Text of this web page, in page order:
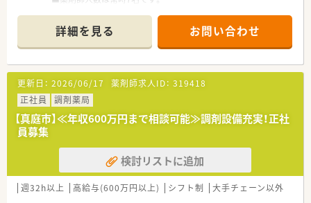
上で最大650万円という高水準な条件でのご相談が可能となっ
ています。
■昇給は年1回4月に実施されており、日々の業務への取り組み
や成果が着実に給与へ反映される公平な評価制度を導入してい
ます。
■各種社会保険の完備はもちろんのこと、長く勤めていただいた
方を対象とした退職金制度も用意されており福利厚生も充実し
ています。
＜業務内容＞
■門前の病院より幅広い処方を応需しています。
■処方箋枚数は約110枚/日です。
＜研修制度＞
■現場の先輩薬剤師より指導を受けて頂きます。
＜法人特徴＞
■岡山県を拠点に店舗を展開している地元の調剤薬局です。
＜こんな方にもおすすめ＞
■幅広い処方に触れて経験を積みたい方
■地域に根付いた調剤薬局で地域医療に貢献したい方
詳細を見る お問い合わせ
更新日： 2026/06/17 薬剤師求人ID： 319418
正社員
調剤薬局
【真庭市】≪年収600万円まで相談可能≫調剤設備充実！正社
員募集
検討リストに追加
週32h以上 高給与(600万円以上) シフト制 大手チェーン以外